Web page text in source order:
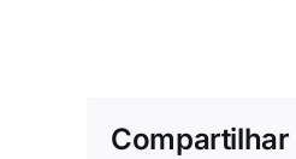
Compartilhar